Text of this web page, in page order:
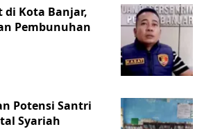
di Kota Banjar,
Pembunuhan
Potensi Santri
Syariah